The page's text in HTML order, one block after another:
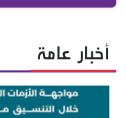
أخبار عامة